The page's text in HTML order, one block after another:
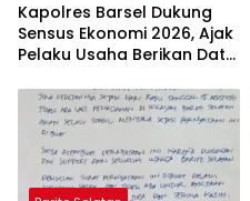
Kapolres Barsel Dukung
Sensus Ekonomi 2026, Ajak
Pelaku Usaha Berikan Data